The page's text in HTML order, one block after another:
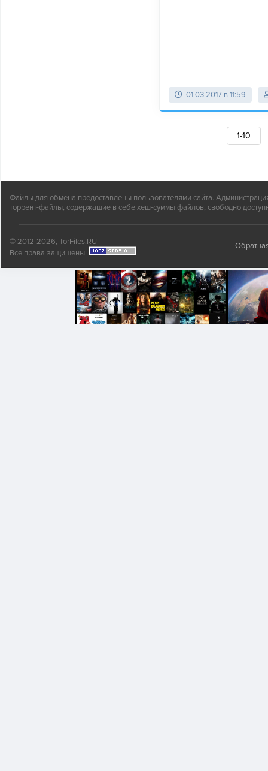
01.03.2017 в 11:59
1-10
Файлы для обмена предоставлены пользователями сайта.
торрент-файлы, содержащие в себе хеш-суммы файлов, свободно
© 2012-2026, TorFiles.RU
Все права защищены.